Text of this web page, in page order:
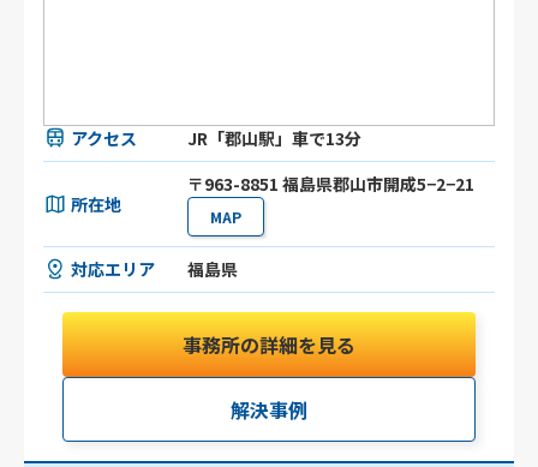
アクセス JR「郡山駅」車で13分
所在地
〒963-8851 福島県郡山市開成5−2−21
MAP
対応エリア 福島県
事務所の詳細を見る
解決事例